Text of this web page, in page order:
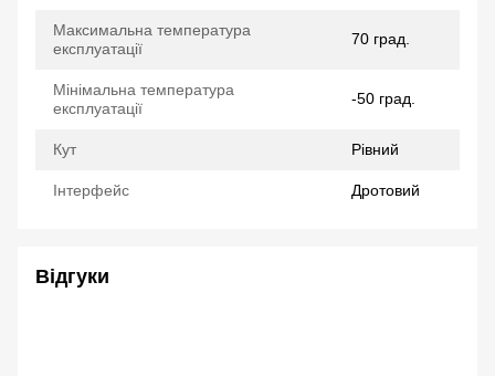
Максимальна температура
експлуатації
70 град.
Мінімальна температура
експлуатації
-50 град.
Кут Рівний
Інтерфейс Дротовий
Відгуки